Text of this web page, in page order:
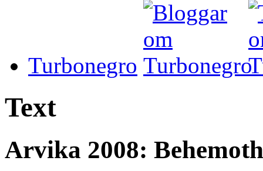
Turbonegro
Text
Arvika 2008: Behemoth